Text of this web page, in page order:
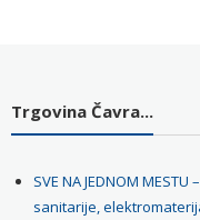
Trgovina Čavra...
SVE NA JEDNOM
sanitarije,